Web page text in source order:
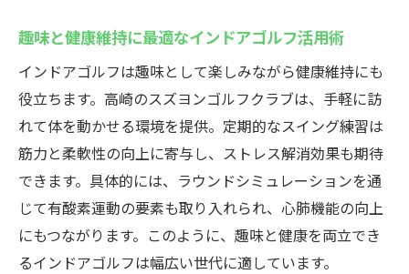
手ぶらで始めるインドアゴルフ入門ガイド
インストラクターによる丁寧な指導内容の
紹介
初心者向けインドアゴルフスクール選びの
コツ
体験レッスンで不安を解消できるサポート
力
施設利用時に押さえておきたい基本マナー
趣味と健康維持に最適なインドアゴルフ活用術
インドアゴルフは趣味として楽しみながら健康維持にも
役立ちます。高崎のスズヨンゴルフクラブは、手軽に訪
れて体を動かせる環境を提供。定期的なスイング練習は
筋力と柔軟性の向上に寄与し、ストレス解消効果も期待
できます。具体的には、ラウンドシミュレーションを通
じて有酸素運動の要素も取り入れられ、心肺機能の向上
にもつながります。このように、趣味と健康を両立でき
るインドアゴルフは幅広い世代に適しています。